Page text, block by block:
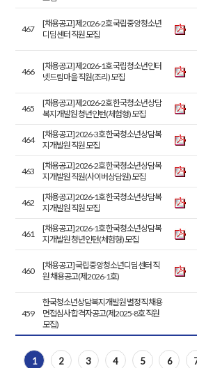
467
[채용공고] 제2026-2호 국립중앙청소년
디딤센터 직원 모집
466
[채용공고] 제2026-1호 국립청소년인터
넷드림마을 직원(조리) 모집
465
[채용공고] 제2026-2호 한국청소년상담
복지개발원 청년인턴(체험형) 모집
464
[채용공고] 2026-3호 한국청소년상담복
지개발원 직원 모집
463
[채용공고] 2026-2호 한국청소년상담복
지개발원 직원(사이버상담원) 모집
462
[채용공고] 2026-1호 한국청소년상담복
지개발원 직원 모집
461
[채용공고] 2026-1호 한국청소년상담복
지개발원 청년인턴(체험형) 모집
460
[채용공고] 국립중앙청소년디딤센터 직
원 채용공고(제2026-1호)
459
한국청소년상담복지개발원 별정직 채용
면접심사 합격자공고(제2025-8호 직원
모집)
1 2 3 4 5 6